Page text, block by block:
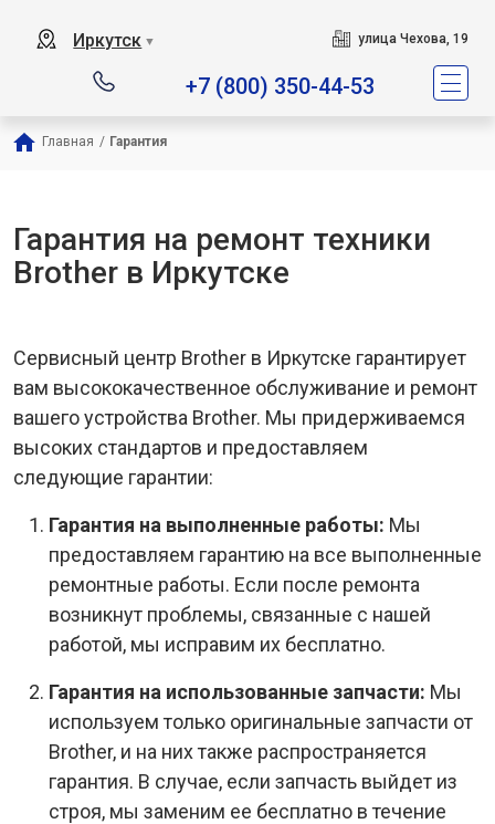
Иркутск ▼ улица Чехова, 19
+7 (800) 350-44-53
Главная / Гарантия
Гарантия на ремонт техники
Brother в Иркутске
Сервисный центр Brother в Иркутске гарантирует
вам высококачественное обслуживание и ремонт
вашего устройства Brother. Мы придерживаемся
высоких стандартов и предоставляем
следующие гарантии:
Гарантия на выполненные работы: Мы
предоставляем гарантию на все выполненные
ремонтные работы. Если после ремонта
возникнут проблемы, связанные с нашей
работой, мы исправим их бесплатно.
Гарантия на использованные запчасти: Мы
используем только оригинальные запчасти от
Brother, и на них также распространяется
гарантия. В случае, если запчасть выйдет из
строя, мы заменим ее бесплатно в течение